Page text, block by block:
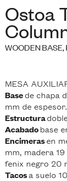
Ostoa
WOODEN
MESA
Basede chapa
mm de espesor.
Estructura
Acabadobase
Encimerasen
mm, madera
fenix negro 20
Tacosa suelo